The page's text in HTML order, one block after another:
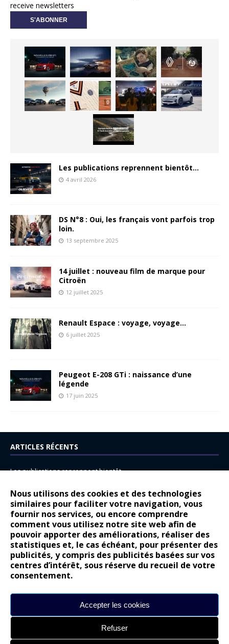
Nous utilisons des cookies et des technologies
similaires pour faciliter votre navigation, vous
fournir nos services, ou encore comprendre
comment vous utilisez notre site web afin de
pouvoir apporter des améliorations, réaliser des
statistiques et, le cas échéant, pour présenter des
publicités, y compris des publicités basées sur vos
centres d’intérêt, sous réserve du recueil de votre
consentement.
Accepter les cookies
Refuser
receive newsletters
Les publications reprennent bientôt…
4 avril 2026
DS N°8 : Oui, les français vont parfois trop
loin.
13 septembre 2025
14 juillet : nouveau film de marque pour
Citroën
12 juillet 2025
Renault Espace : voyage, voyage…
6 juillet 2025
Peugeot E-208 GTi : naissance d’une
légende
17 juin 2025
ARTICLES RÉCENTS
Les publications reprennent bientôt…
14 juillet : nouveau film de marque pour Citroën
Renault Espace : voyage, voyage…
Peugeot E-208 GTi : naissance d’une légende
COMMENTAIRES RÉCENTS
Bernard Dardartdans
Gilly
gyo
Lancia Ypsilon : naturellement envoûtante ?